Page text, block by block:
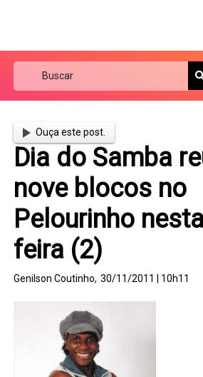
Ouça este post.
Dia do Samba
nove blocos no
Pelourinho
feira (2)
Genilson Coutinho, 30/11/2011 | 10h11